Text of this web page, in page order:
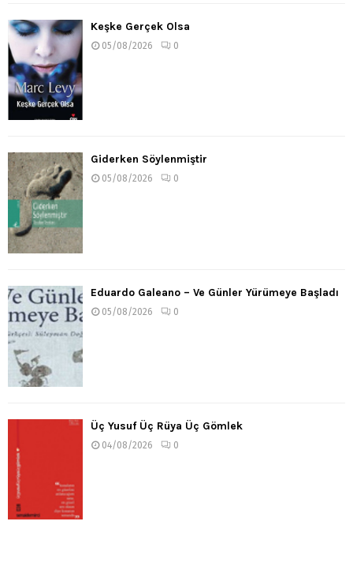
Keşke Gerçek Olsa
05/08/2026 0
Giderken Söylenmiştir
05/08/2026 0
Eduardo Galeano – Ve Günler Yürümeye Başladı
05/08/2026 0
Üç Yusuf Üç Rüya Üç Gömlek
04/08/2026 0